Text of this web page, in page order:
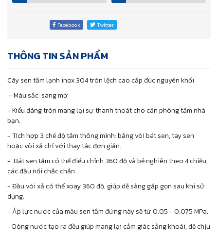
Facebook Twitter
THÔNG TIN SẢN PHẨM
Cây sen tắm lạnh inox 304 tròn lệch cao cấp đúc nguyên khối
- Màu sắc: sáng mờ
- Kiểu dáng tròn mang lại sự thanh thoát cho căn phòng tắm nhà
bạn.
- Tích hợp 3 chế độ tắm thông minh: bằng vòi bát sen, tay sen
hoặc vòi xả chỉ với thay tác đơn giản.
- Bát sen tắm có thể điểu chỉnh 360 độ và bẻ nghiên theo 4 chiều,
các đầu nối chắc chắn.
- Đầu vòi xả có thể xoay 360 độ, giúp dễ sàng gấp gọn sau khi sử
dụng.
- Áp lực nước của mẫu sen tắm đứng này sẽ từ 0.05 - 0.075 MPa.
- Dòng nước tạo ra đều giúp mang lại cảm giác sảng khoái, dễ chịu